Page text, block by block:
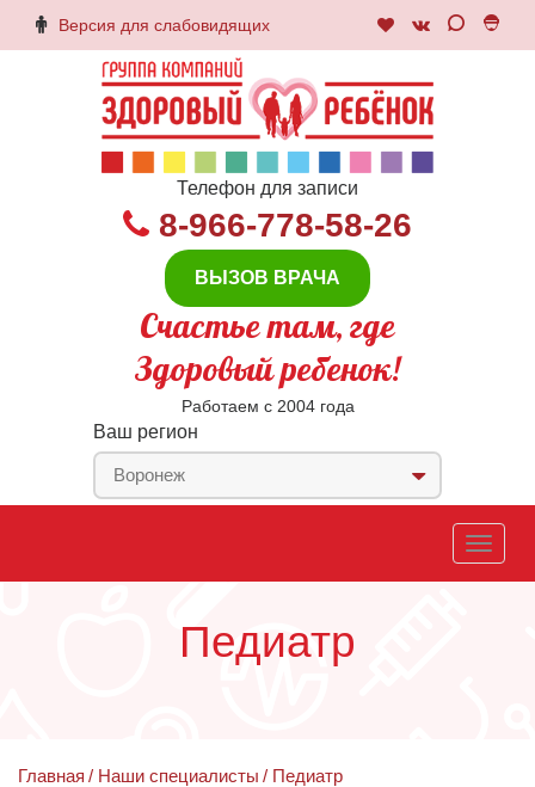
Версия для слабовидящих
Телефон для записи
8-966-778-58-26
ВЫЗОВ ВРАЧА
Счастье там, где
Здоровый ребенок!
Работаем с 2004 года
Ваш регион
Воронеж
Toggle
Педиатр
Главная Наши специалисты Педиатр